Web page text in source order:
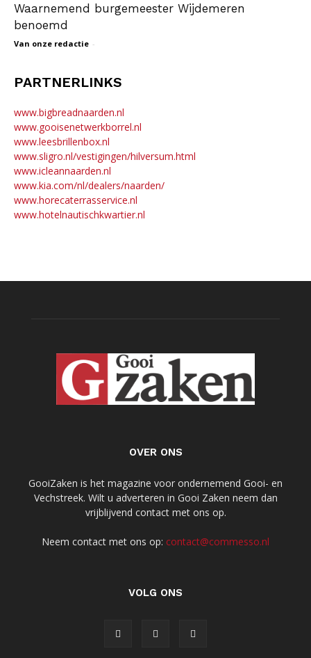
Waarnemend burgemeester Wijdemeren
benoemd
Van onze redactie -
PARTNERLINKS
www.bigbreadnaarden.nl
www.gooisenetwerkborrel.nl
www.leesbrillenbox.nl
www.sligro.nl/vestigingen/hilversum.html
www.icleannaarden.nl
www.kia.com/nl/dealers/naarden/
www.horecaterrasservice.nl
www.hotelnautischkwartier.nl
OVER ONS
GooiZaken is het magazine voor ondernemend Gooi- en
Vechstreek. Wilt u adverteren in Gooi Zaken neem dan
vrijblijvend contact met ons op.
Neem contact met ons op: contact@commesso.nl
VOLG ONS